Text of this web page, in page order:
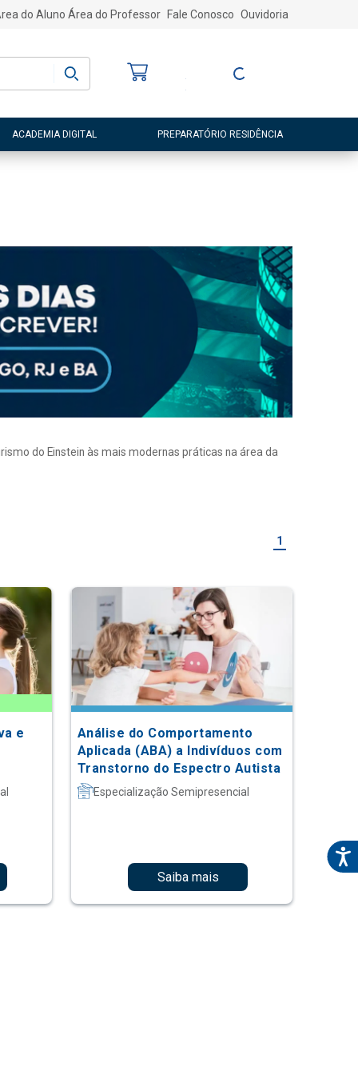
do Aluno Área do Professor Fale Conosco Ouvidoria
Entre ou Cadastre-
ACADEMIA DIGITAL PREPARATÓRIO RESIDÊNCIA
do Einstein às mais modernas práticas na área da
1
e
Análise do Comportamento
Aplicada (ABA) a Indivíduos com
Transtorno do Espectro Autista
Especialização Semipresencial
Saiba mais